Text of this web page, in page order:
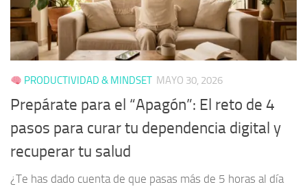
PRODUCTIVIDAD & MINDSET MAYO 30, 2026
Prepárate para el “Apagón”: El reto de 4
pasos para curar tu dependencia digital y
recuperar tu salud
¿Te has dado cuenta de que pasas más de 5 horas al día